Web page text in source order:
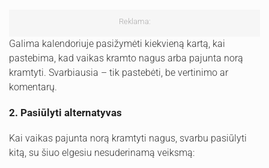
Reklama:
Galima kalendoriuje pasižymėti kiekvieną kartą, kai
pastebima, kad vaikas kramto nagus arba pajunta norą
kramtyti. Svarbiausia – tik pastebėti, be vertinimo ar
komentarų.
2. Pasiūlyti alternatyvas
Kai vaikas pajunta norą kramtyti nagus, svarbu pasiūlyti
kitą, su šiuo elgesiu nesuderinamą veiksmą: